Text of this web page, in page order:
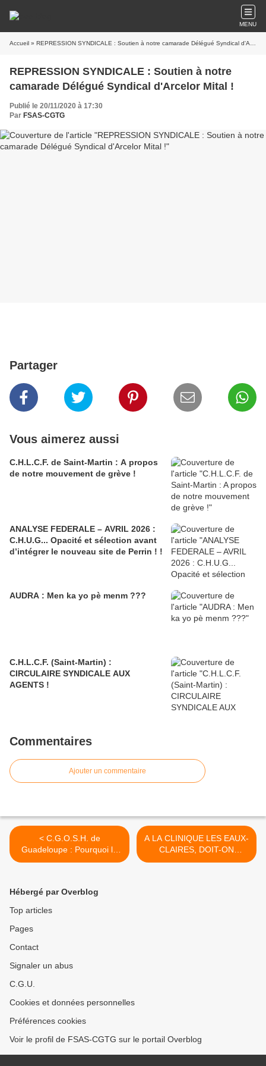
MENU
Accueil » REPRESSION SYNDICALE : Soutien à notre camarade Délégué Syndical d'Arcelor Mital !
REPRESSION SYNDICALE : Soutien à notre
camarade Délégué Syndical d'Arcelor Mital !
Publié le 20/11/2020 à 17:30
Par FSAS-CGTG
Partager
Vous aimerez aussi
C.H.L.C.F. de Saint-Martin : A propos
de notre mouvement de grève !
ANALYSE FEDERALE – AVRIL 2026 :
C.H.U.G... Opacité et sélection avant
d’intégrer le nouveau site de Perrin ! !
AUDRA : Men ka yo pè menm ???
C.H.L.C.F. (Saint-Martin) :
CIRCULAIRE SYNDICALE AUX
AGENTS !
Commentaires
Ajouter un commentaire
< C.G.O.S.H. de
Guadeloupe : Pourquoi la
FSAS-CGTG quitte-t-elle le
A LA CLINIQUE LES EAUX-
CLAIRES, DOIT-ON
PARLER OU SE TAIRE ? >
Hébergé par Overblog
Top articles
Pages
Contact
Signaler un abus
C.G.U.
Cookies et données personnelles
Préférences cookies
Voir le profil de FSAS-CGTG sur le portail Overblog